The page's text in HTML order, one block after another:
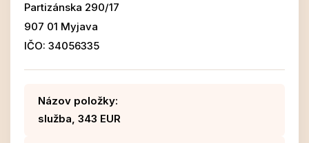
Partizánska 290/17
907 01 Myjava
IČO: 34056335
Názov položky:
služba, 343 EUR